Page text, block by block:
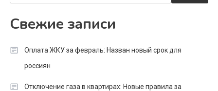
Свежие записи
Оплата ЖКУ за февраль: Назван новый срок для
россиян
Отключение газа в квартирах: Новые правила за